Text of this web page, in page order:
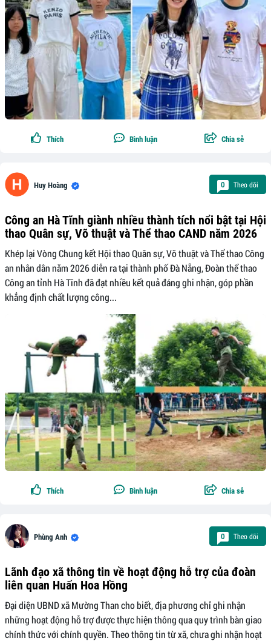
Thích Bình luận Chia sẻ
Huy Hoàng 0 Theo dõi
Công an Hà Tĩnh giành nhiều thành tích nổi bật tại Hội
thao Quân sự, Võ thuật và Thể thao CAND năm 2026
Khép lại Vòng Chung kết Hội thao Quân sự, Võ thuật và Thể thao Công
an nhân dân năm 2026 diễn ra tại thành phố Đà Nẵng, Đoàn thể thao
Công an tỉnh Hà Tĩnh đã đạt nhiều kết quả đáng ghi nhận, góp phần
khẳng định chất lượng công...
Thích Bình luận Chia sẻ
Phùng Anh 0 Theo dõi
Lãnh đạo xã thông tin về hoạt động hỗ trợ của đoàn
liên quan Huấn Hoa Hồng
Đại diện UBND xã Mường Than cho biết, địa phương chỉ ghi nhận
những hoạt động hỗ trợ được thực hiện thông qua quy trình bàn giao
chính thức với chính quyền. Theo thông tin từ xã, chưa ghi nhận hoạt